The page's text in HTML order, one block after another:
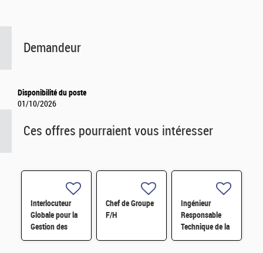
Demandeur
Disponibilité du poste
01/10/2026
Ces offres pourraient vous intéresser
Interlocuteur
Globale pour la
Gestion des
sources (IGG) –
Chef de Groupe
F/H
Ingénieur
Responsable
Technique de la
conduite de